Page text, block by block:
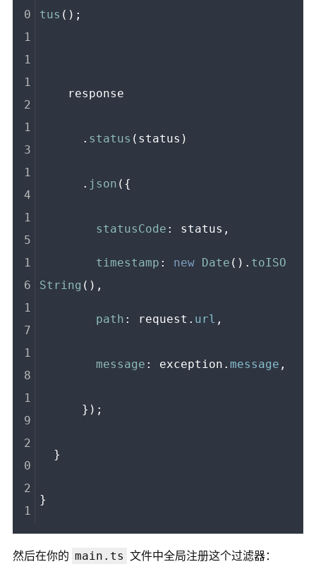
tus ();
    response
      .
status (status)
      .
json ({
statusCode : status,
timestamp : new Date (). toISO
String (),
path : request. url ,
message : exception. message ,
      });
  }
}
然后在你的 main.ts 文件中全局注册这个过滤器：